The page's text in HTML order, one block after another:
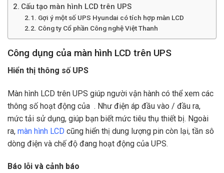
Cấu tạo màn hình LCD trên UPS
Gợi ý một số UPS Hyundai có tích hợp màn LCD
Công ty Cổ phần Công nghệ Việt Thanh
Công dụng của màn hình LCD trên UPS
Hiển thị thông số UPS
Màn hình LCD trên UPS giúp người vận hành có thể xem các
thông số hoạt động của . Như điện áp đầu vào / đầu ra,
mức tải sử dụng, giúp bạn biết mức tiêu thụ thiết bị. Ngoài
ra, màn hình LCD cũng hiển thị dung lượng pin còn lại, tần sô
dòng điện và chế độ đang hoạt động của UPS.
Báo lỗi và cảnh báo